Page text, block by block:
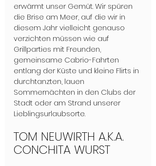
erwärmt unser Gemüt. Wir spüren
die Brise am Meer, auf die wir in
diesem Jahr vielleicht genauso
verzichten müssen wie auf
Grillparties mit Freunden,
gemeinsame Cabrio-Fahrten
entlang der Küste und kleine Flirts in
durchtanzten, lauen
Sommernächten in den Clubs der
Stadt oder am Strand unserer
Lieblingsurlaubsorte.
TOM NEUWIRTH A.K.A.
CONCHITA WURST